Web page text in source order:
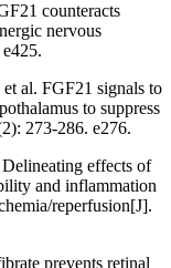
counteracts
nervous
al. FGF21 signals to
to suppress
273-286. e276.
effects of
and inflammation
reperfusion[J].
prevents retinal